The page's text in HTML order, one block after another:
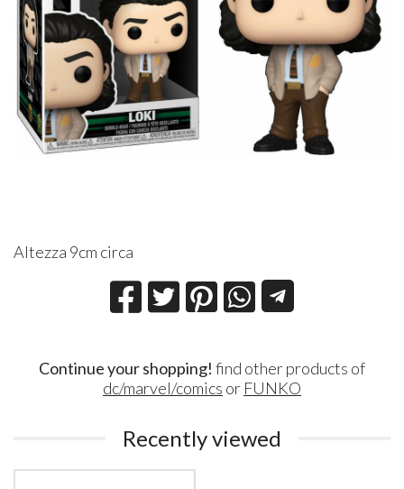
Altezza 9cm circa
Continue your shopping! find other products of
dc/marvel/comics or FUNKO
Recently viewed